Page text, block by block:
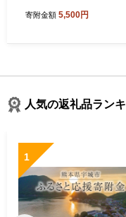
《11月上旬-12月末頃出荷
寄附金額 5,500円
人気の返礼品ラン
1